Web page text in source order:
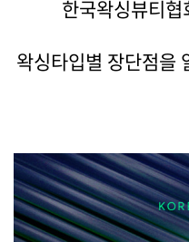
한국왁싱뷰티
왁싱타입별 장단점을